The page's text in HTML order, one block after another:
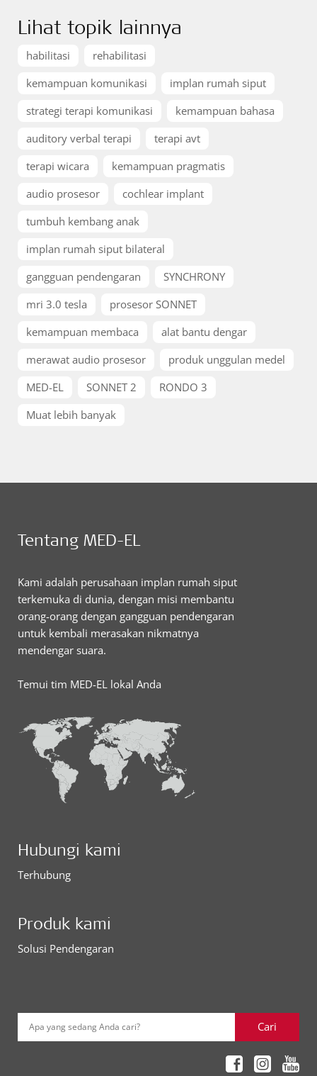
Lihat topik lainnya
habilitasi
rehabilitasi
kemampuan komunikasi
implan rumah siput
strategi terapi komunikasi
kemampuan bahasa
auditory verbal terapi
terapi avt
terapi wicara
kemampuan pragmatis
audio prosesor
cochlear implant
tumbuh kembang anak
implan rumah siput bilateral
gangguan pendengaran
SYNCHRONY
mri 3.0 tesla
prosesor SONNET
kemampuan membaca
alat bantu dengar
merawat audio prosesor
produk unggulan medel
MED-EL
SONNET 2
RONDO 3
Muat lebih banyak
Tentang MED-EL
Kami adalah perusahaan implan rumah siput
terkemuka di dunia, dengan misi membantu
orang-orang dengan gangguan pendengaran
untuk kembali merasakan nikmatnya
mendengar suara.
Temui tim MED-EL lokal Anda
Hubungi kami
Terhubung
Produk kami
Solusi Pendengaran
Apa yang sedang Anda cari? Cari